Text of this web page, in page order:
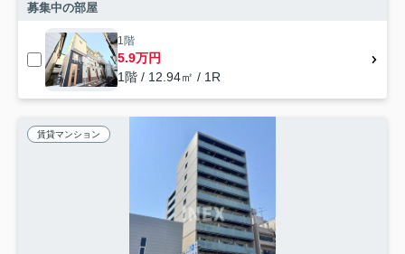
募集中の部屋
1階
5.9万円
1階 / 12.94㎡ / 1R
賃貸マンション